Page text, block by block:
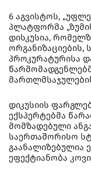
6 აგვისტოს,
პლატფორმა
დისკუსია,
პროკურატურისა
დიკუსიის
ექსპერტებმა
მომზადებული
საერთაშორისო
ეფექტიანობა